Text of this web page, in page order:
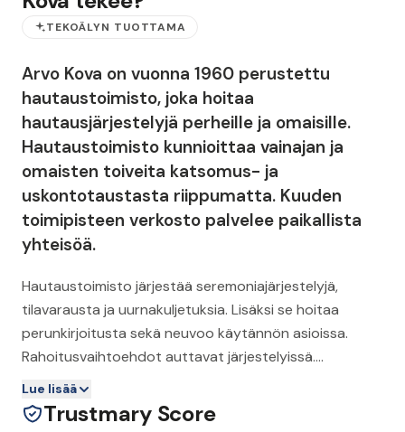
TEKOÄLYN TUOTTAMA
Arvo Kova on vuonna 1960 perustettu
hautaustoimisto, joka hoitaa
hautausjärjestelyjä perheille ja omaisille.
Hautaustoimisto kunnioittaa vainajan ja
omaisten toiveita katsomus- ja
uskontotaustasta riippumatta. Kuuden
toimipisteen verkosto palvelee paikallista
yhteisöä.
Hautaustoimisto järjestää seremoniajärjestelyjä,
tilavarausta ja uurnakuljetuksia. Lisäksi se hoitaa
perunkirjoitusta sekä neuvoo käytännön asioissa.
Rahoitusvaihtoehdot auttavat järjestelyissä.
Pitopalvelu ja kukkakaupan yhteistyö tekevät
muistotilaisuuksien järjestämisestä sujuvaa.
Lue lisää
Trustmary Score